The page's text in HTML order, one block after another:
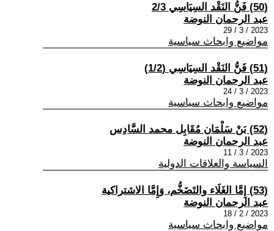
(50) فَنُّ النَقْد السِيَاسِي 2/3
عبد الرحمان النوضة
2023 / 3 / 29
مواضيع وابحاث سياسية
(51) فَنُّ النَقْد السِيَاسِي (1/2)
عبد الرحمان النوضة
2023 / 3 / 24
مواضيع وابحاث سياسية
(52) بَنْ سَلْمَان مُقَابِل محمد السَّادِس
عبد الرحمان النوضة
2023 / 3 / 11
السياسة والعلاقات الدولية
(53) إِمَّا الغَلَاء والتَضَخُّم، وَإِمَّا الاشتراكية
عبد الرحمان النوضة
2023 / 2 / 18
مواضيع وابحاث سياسية